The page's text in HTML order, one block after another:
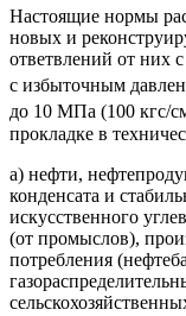
Настоящие нормы
новых и
ответвлений от них
с избыточным
до 10 МПа (100 кгс/
прокладке в
а) нефти,
конденсата и
искусственного
(от промыслов),
потребления